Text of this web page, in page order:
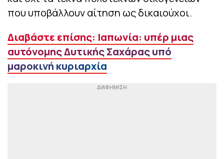
που υποβάλλουν αίτηση ως δικαιούχοι.
Διαβάστε επίσης: Ιαπωνία: υπέρ μιας
αυτόνομης Δυτικής Σαχάρας υπό
μαροκινή κυριαρχία